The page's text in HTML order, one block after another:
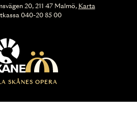
SKÅNES OPERA
20, 211 47 Malmö, Karta
040-20 85 00